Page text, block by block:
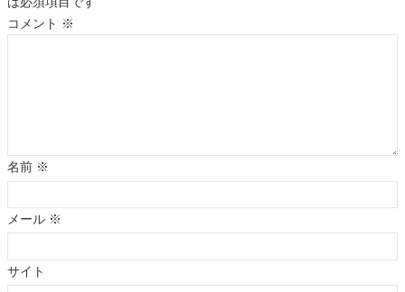
コメント ※
名前 ※
メール ※
サイト